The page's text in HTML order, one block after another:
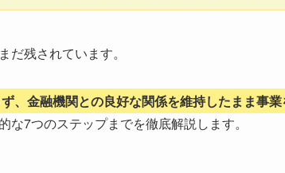
だ残されています。
、金融機関との良好な関係を維持したまま事
な7つのステップまでを徹底解説します。